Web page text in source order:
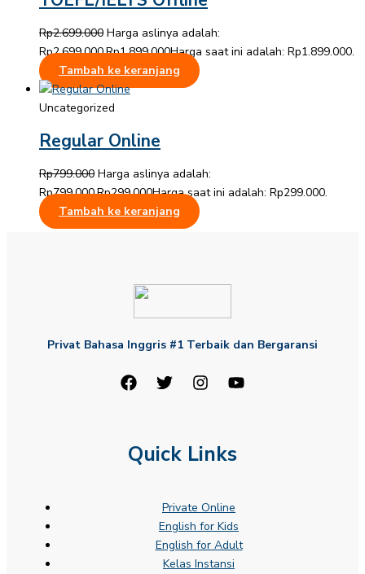
Rp2.699.000 Harga aslinya adalah:
Rp2.699.000.Rp1.899.000Harga saat ini adalah: Rp1.899.000.
Tambah ke keranjang
Uncategorized
Regular Online
Rp799.000 Harga aslinya adalah:
Rp799.000.Rp299.000Harga saat ini adalah: Rp299.000.
Tambah ke keranjang
Privat Bahasa Inggris #1 Terbaik dan Bergaransi
Quick Links
Private Online
English for Kids
English for Adult
Kelas Instansi